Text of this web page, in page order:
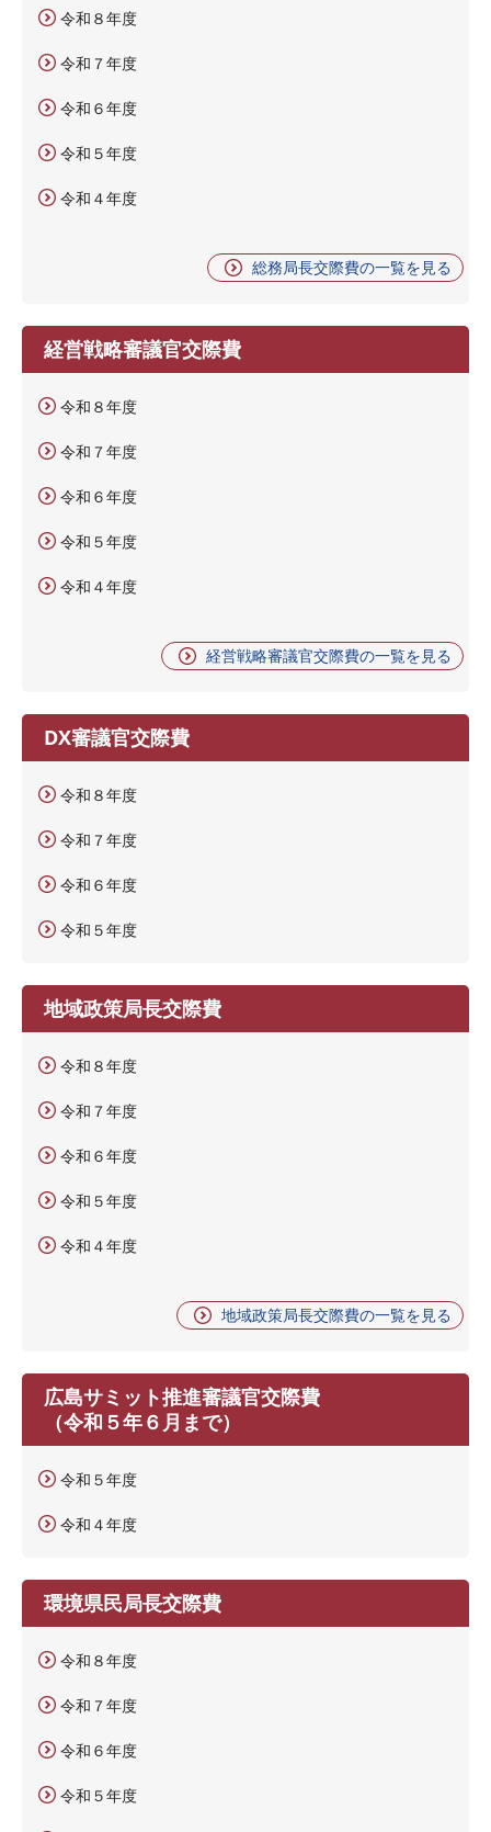
令和８年度
令和７年度
令和６年度
令和５年度
令和４年度
総務局長交際費の一覧を見る
経営戦略審議官交際費
令和８年度
令和７年度
令和６年度
令和５年度
令和４年度
経営戦略審議官交際費の一覧を見る
DX審議官交際費
令和８年度
令和７年度
令和６年度
令和５年度
地域政策局長交際費
令和８年度
令和７年度
令和６年度
令和５年度
令和４年度
地域政策局長交際費の一覧を見る
広島サミット推進審議官交際費
（令和５年６月まで）
令和５年度
令和４年度
環境県民局長交際費
令和８年度
令和７年度
令和６年度
令和５年度